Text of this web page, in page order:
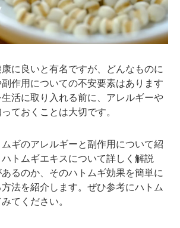
に良いと有名ですが、どんなものに
作用についての不安要素はあります
活に取り入れる前に、アレルギーや
ておくことは大切です。
ギのアレルギーと副作用について紹
トムギエキスについて詳しく解説
るのか、そのハトムギ効果を簡単に
法を紹介します。ぜひ参考にハトム
てください。